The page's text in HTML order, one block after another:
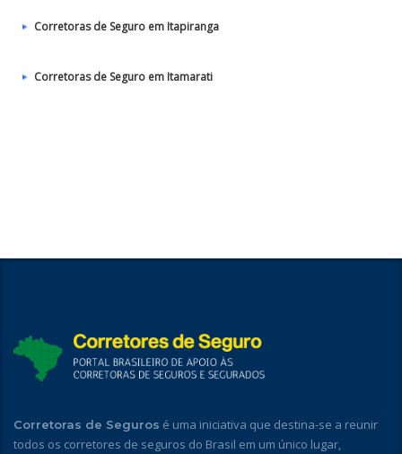
Corretoras de Seguro em Itapiranga
Corretoras de Seguro em Itamarati
Corretoras de Seguros é uma iniciativa que destina-se a reunir
todos os corretores de seguros do Brasil em um único lugar,